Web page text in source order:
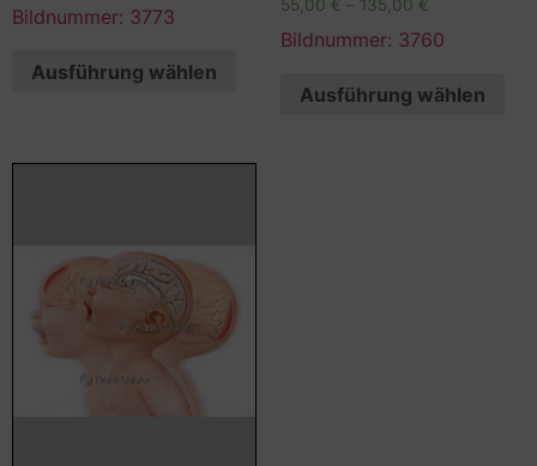
Bildnummer: 3773
Ausführung wählen
55,00 € – 135,00 €
Bildnummer: 3760
Ausführung wählen